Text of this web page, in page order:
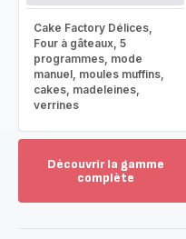
Cake Factory Délices,
Four à gâteaux, 5
programmes, mode
manuel, moules muffins,
cakes, madeleines,
verrines
Découvrir la gamme
complète